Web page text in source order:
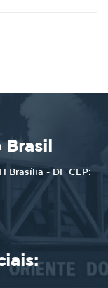
Brasília - DF CEP: